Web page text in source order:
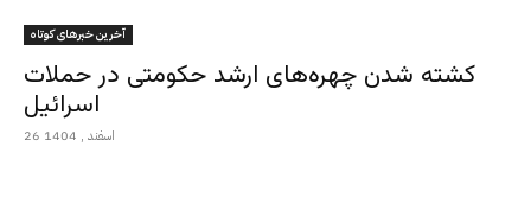
آخرین خبرهای کوتاه
کشته شدن چهره‌های ارشد حکومتی در حملات
اسرائیل
26 اسفند , 1404